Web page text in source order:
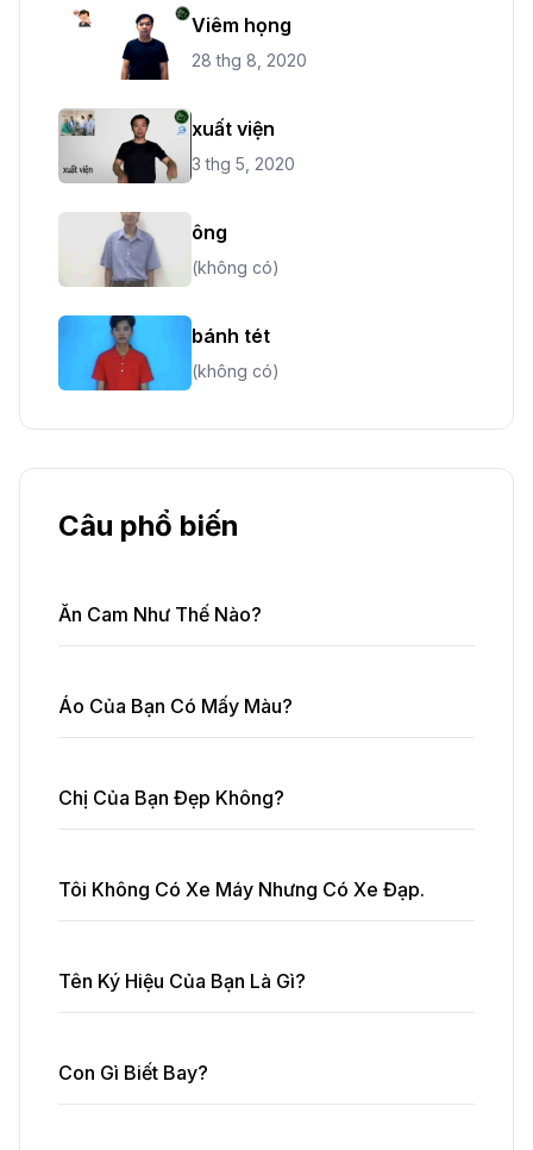
Viêm họng
28 thg 8, 2020
xuất viện
3 thg 5, 2020
ông
(không có)
bánh tét
(không có)
Câu phổ biến
Ăn Cam Như Thế Nào?
Áo Của Bạn Có Mấy Màu?
Chị Của Bạn Đẹp Không?
Tôi Không Có Xe Máy Nhưng Có Xe Đạp.
Tên Ký Hiệu Của Bạn Là Gì?
Con Gì Biết Bay?